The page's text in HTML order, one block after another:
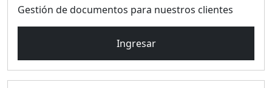
Gestión de documentos para nuestros clientes
Ingresar